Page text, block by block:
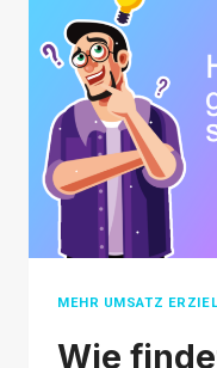
MEHR UMSATZ
Wie